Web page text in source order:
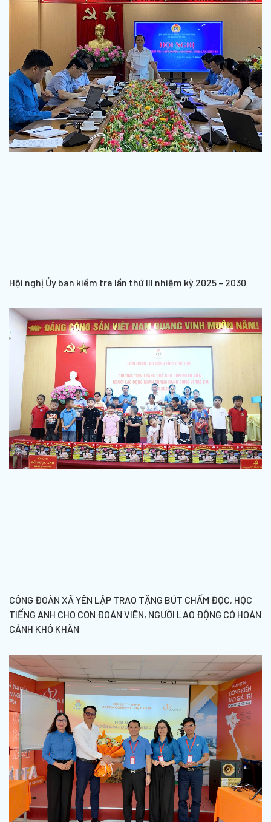
Hội nghị Ủy ban kiểm tra lần thứ III nhiệm kỳ 2025 – 2030
CÔNG ĐOÀN XÃ YÊN LẬP TRAO TẶNG BÚT CHẤM ĐỌC, HỌC
TIẾNG ANH CHO CON ĐOÀN VIÊN, NGƯỜI LAO ĐỘNG CÓ HOÀN
CẢNH KHÓ KHĂN